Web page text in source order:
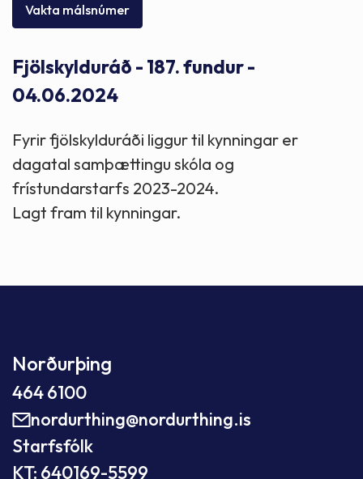
Vakta málsnúmer
Fjölskylduráð - 187. fundur -
04.06.2024
Fyrir fjölskylduráði liggur til kynningar er
dagatal samþættingu skóla og
frístundarstarfs 2023-2024.
Lagt fram til kynningar.
Norðurþing
464 6100
nordurthing@nordurthing.is
Starfsfólk
KT: 640169-5599